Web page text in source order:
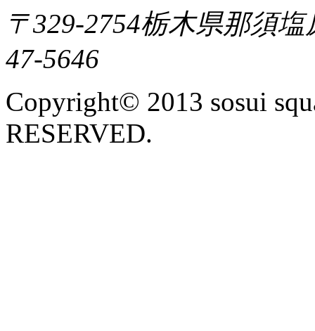
〒329-2754栃木県那須
47-5646
Copyright© 2013 sosui
RESERVED.